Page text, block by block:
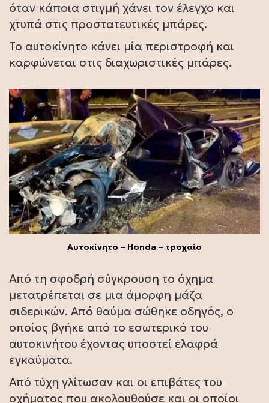
όταν κάποια στιγμή χάνει τον έλεγχο και
χτυπά στις προστατευτικές μπάρες.
Το αυτοκίνητο κάνει μία περιστροφή και
καρφώνεται στις διαχωριστικές μπάρες.
Αυτοκίνητο – Honda – τροχαίο
Από τη σφοδρή σύγκρουση το όχημα
μετατρέπεται σε μια άμορφη μάζα
σιδερικών. Από θαύμα σώθηκε οδηγός, ο
οποίος βγήκε από το εσωτερικό του
αυτοκινήτου έχοντας υποστεί ελαφρά
εγκαύματα.
Από τύχη γλίτωσαν και οι επιβάτες του
οχήματος που ακολουθούσε και οι οποίοι